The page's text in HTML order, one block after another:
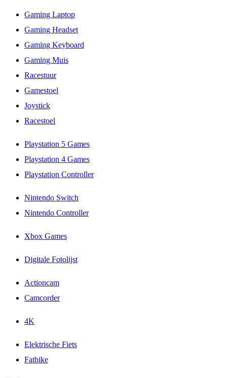
Gaming Laptop
Gaming Headset
Gaming Keyboard
Gaming Muis
Racestuur
Gamestoel
Joystick
Racestoel
Playstation 5 Games
Playstation 4 Games
Playstation Controller
Nintendo Switch
Nintendo Controller
Xbox Games
Digitale Fotolijst
Actioncam
Camcorder
4K
Elektrische Fiets
Fatbike